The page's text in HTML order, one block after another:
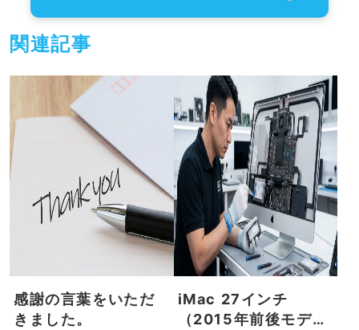
関連記事
感謝の言葉をいただ
きました。
iMac 27インチ
（2015年前後モデ